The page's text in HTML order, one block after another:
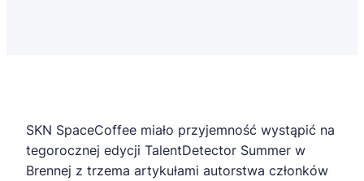
SKN SpaceCoffee miało przyjemność wystąpić na
tegorocznej edycji TalentDetector Summer w
Brennej z trzema artykułami autorstwa członków